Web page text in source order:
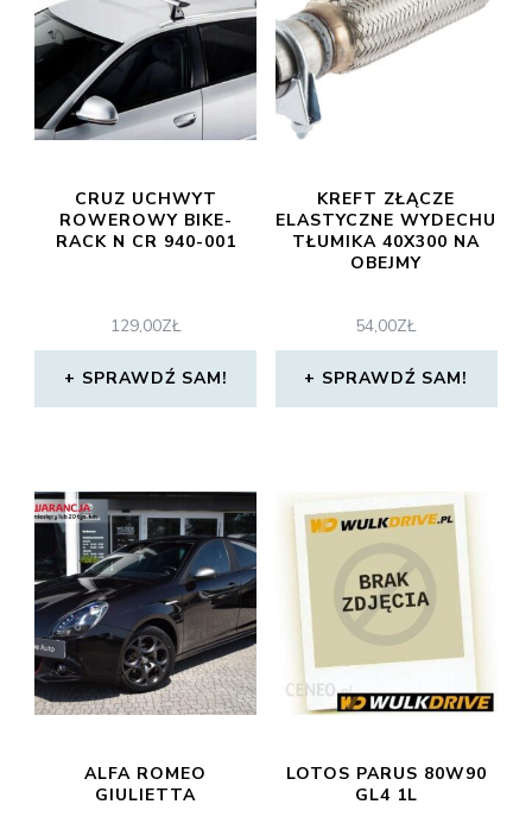
CRUZ UCHWYT
ROWEROWY BIKE-
RACK N CR 940-001
129,00ZŁ
SPRAWDŹ SAM!
KREFT ZŁĄCZE
ELASTYCZNE WYDECHU
TŁUMIKA 40X300 NA
OBEJMY
54,00ZŁ
SPRAWDŹ SAM!
ALFA ROMEO
GIULIETTA
LOTOS PARUS 80W90
GL4 1L